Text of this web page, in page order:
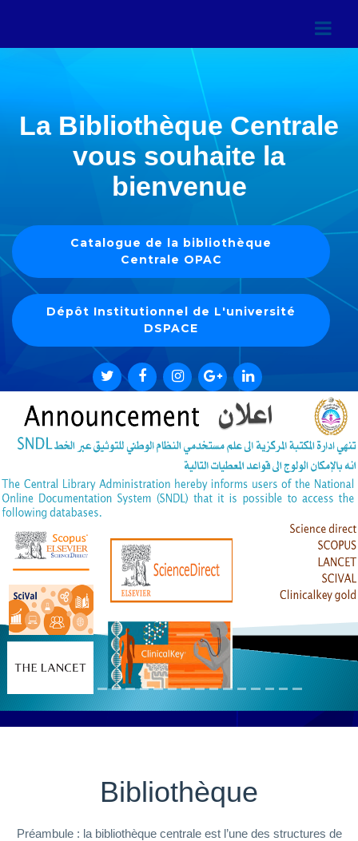
La Bibliothèque Centrale
vous souhaite la
bienvenue
Catalogue de la bibliothèque
Centrale OPAC
Dépôt Institutionnel de L'université
DSPACE
Bibliothèque
Préambule : la bibliothèque centrale est l’une des structures de